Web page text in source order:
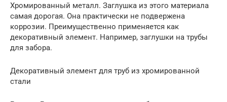
Хромированный металл. Заглушка из этого материала
самая дорогая. Она практически не подвержена
коррозии. Преимущественно применяется как
декоративный элемент. Например, заглушки на трубы
для забора.
Декоративный элемент для труб из хромированной
стали